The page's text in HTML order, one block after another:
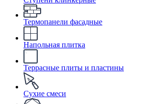
Термопанели фасадные
Напольная плитка
Террасные плиты и пластины
Сухие смеси